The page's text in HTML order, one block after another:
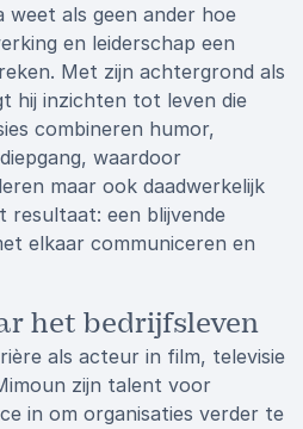
weet als geen ander hoe
en leiderschap een
Met zijn achtergrond als
hij inzichten tot leven die
combineren humor,
waardoor
maar ook daadwerkelijk
resultaat: een blijvende
elkaar communiceren en
het bedrijfsleven
als acteur in film, televisie
zijn talent voor
in om organisaties verder te